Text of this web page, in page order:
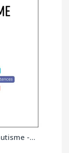
-...